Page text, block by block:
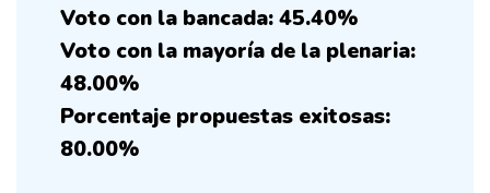
Voto con la bancada: 45.40%
Voto con la mayoría de la plenaria:
48.00%
Porcentaje propuestas exitosas:
80.00%